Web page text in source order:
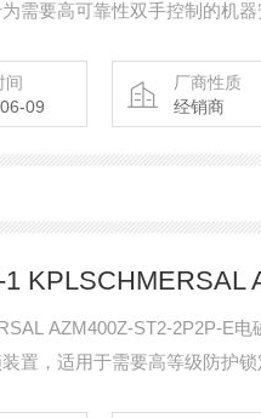
需要高可靠性双手控制的机
级达到EN ISO 13849-1
求。
间
09
厂商性质
经销商
AZM400Z-ST2-2P2P-E
置，适用于需要高等级防护